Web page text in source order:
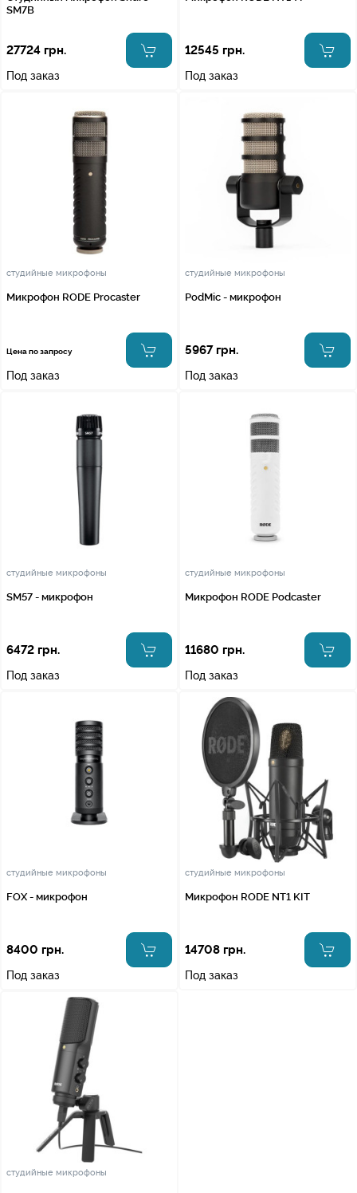
SM7B
27724 грн.
Под заказ
12545 грн.
Под заказ
студийные микрофоны
Микрофон RODE Procaster
Цена по запросу
Под заказ
студийные микрофоны
PodMic - микрофон
5967 грн.
Под заказ
студийные микрофоны
SM57 - микрофон
6472 грн.
Под заказ
студийные микрофоны
Микрофон RODE Podcaster
11680 грн.
Под заказ
студийные микрофоны
FOX - микрофон
8400 грн.
Под заказ
студийные микрофоны
Микрофон RODE NT1 KIT
14708 грн.
Под заказ
студийные микрофоны